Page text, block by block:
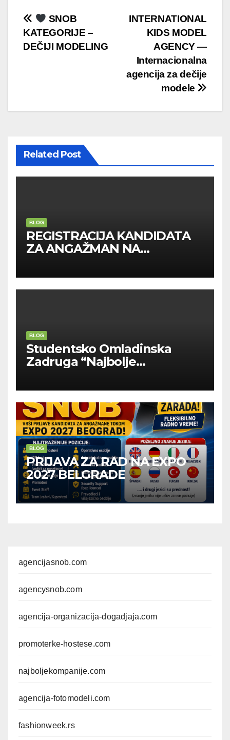
Post
navigation
INTERNATIONAL
KIDS MODEL
AGENCY —
Internacionalna
agencija za dečije
modele
SNOB
KATEGORIJE –
DEČIJI MODELING
Related Post
BLOG
REGISTRACIJA KANDIDATA
ZA ANGAŽMAN NA
BLOG
Studentsko Omladinska
Zadruga “Najbolje
BLOG
PRIJAVA ZA RAD NA EXPO
2027 BELGRADE
agencijasnob.com
agencysnob.com
agencija-organizacija-dogadjaja.com
promoterke-hostese.com
najboljekompanije.com
agencija-fotomodeli.com
fashionweek.rs